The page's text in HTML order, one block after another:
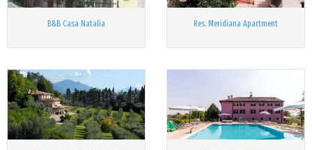
B&B Casa Natalia Res. Meridiana Apartment